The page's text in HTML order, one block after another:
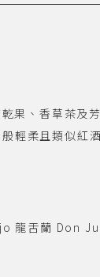
果、香草茶及
輕柔且類似紅
龍舌蘭 Don